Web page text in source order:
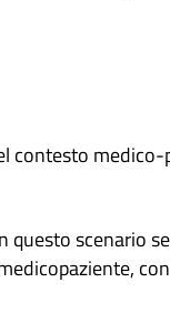
contesto
questo scenario